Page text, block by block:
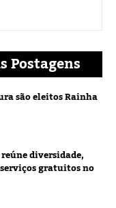
Postagens
são eleitos Rainha
reúne diversidade,
gratuitos no